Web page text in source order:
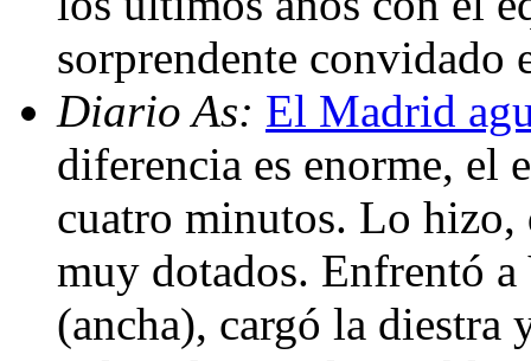
sorprendente
Diario As: El Madrid
diferencia es enorme, el
cuatro minutos. Lo
muy dotados. Enfrentó
(ancha), cargó la diestra